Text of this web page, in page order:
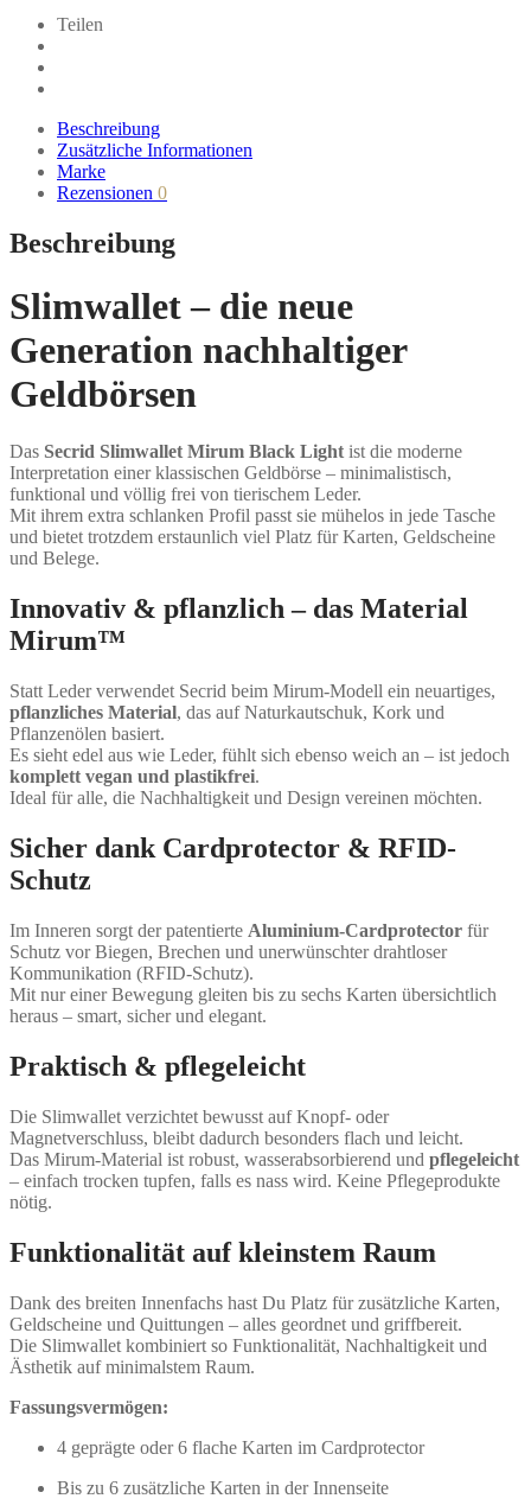
vegan,
stilvoll
&
schlank
Teilen
Beschreibung
Zusätzliche Informationen
Marke
Rezensionen 0
Beschreibung
Slimwallet – die neue
Generation nachhaltiger
Geldbörsen
Das Secrid Slimwallet Mirum Black Lightist die moderne
Interpretation einer klassischen Geldbörse – minimalistisch,
funktional und völlig frei von tierischem Leder.
Mit ihrem extra schlanken Profil passt sie mühelos in jede Tasche
und bietet trotzdem erstaunlich viel Platz für Karten, Geldscheine
und Belege.
Innovativ & pflanzlich – das Material
Mirum™
Statt Leder verwendet Secrid beim Mirum-Modell ein neuartiges,
pflanzliches Material, das auf Naturkautschuk, Kork und
Pflanzenölen basiert.
Es sieht edel aus wie Leder, fühlt sich ebenso weich an – ist jedoch
komplett vegan und plastikfrei.
Ideal für alle, die Nachhaltigkeit und Design vereinen möchten.
Sicher dank Cardprotector & RFID-
Schutz
Im Inneren sorgt der patentierte Aluminium-Cardprotector für
Schutz vor Biegen, Brechen und unerwünschter drahtloser
Kommunikation (RFID-Schutz).
Mit nur einer Bewegung gleiten bis zu sechs Karten übersichtlich
heraus – smart, sicher und elegant.
Praktisch & pflegeleicht
Die Slimwallet verzichtet bewusst auf Knopf- oder
Magnetverschluss, bleibt dadurch besonders flach und leicht.
Das Mirum-Material ist robust, wasserabsorbierend und pflegeleicht
– einfach trocken tupfen, falls es nass wird. Keine Pflegeprodukte
nötig.
Funktionalität auf kleinstem Raum
Dank des breiten Innenfachs hast Du Platz für zusätzliche Karten,
Geldscheine und Quittungen – alles geordnet und griffbereit.
Die Slimwallet kombiniert so Funktionalität, Nachhaltigkeit und
Ästhetik auf minimalstem Raum.
Fassungsvermögen:
4 geprägte oder 6 flache Karten im Cardprotector
Bis zu 6 zusätzliche Karten in der Innenseite